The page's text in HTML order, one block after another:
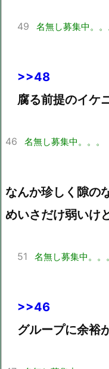
49 名無し募集中。。
>>48
腐る前提のイケ
46 名無し募集中。。。
なんか珍しく隙の
めいさだけ弱いけ
51 名無し募集中。。。
>>46
グループに余裕